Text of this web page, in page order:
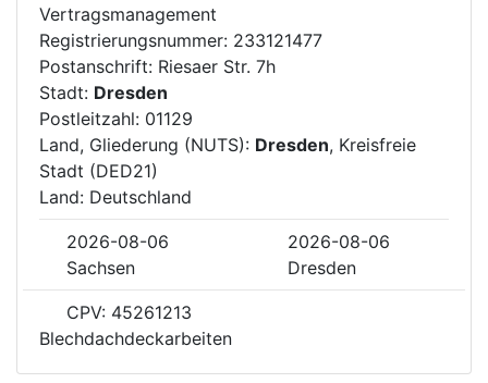
Vertragsmanagement
Registrierungsnummer: 233121477
Postanschrift: Riesaer Str. 7h
Stadt: Dresden
Postleitzahl: 01129
Land, Gliederung (NUTS): Dresden, Kreisfreie
Stadt (DED21)
Land: Deutschland
2026-08-06
2026-08-06
Sachsen
Dresden
CPV: 45261213
Blechdachdeckarbeiten